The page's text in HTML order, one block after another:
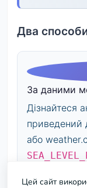
Два
За даними
Дізнайтеся
приведений
або
Цей сайт